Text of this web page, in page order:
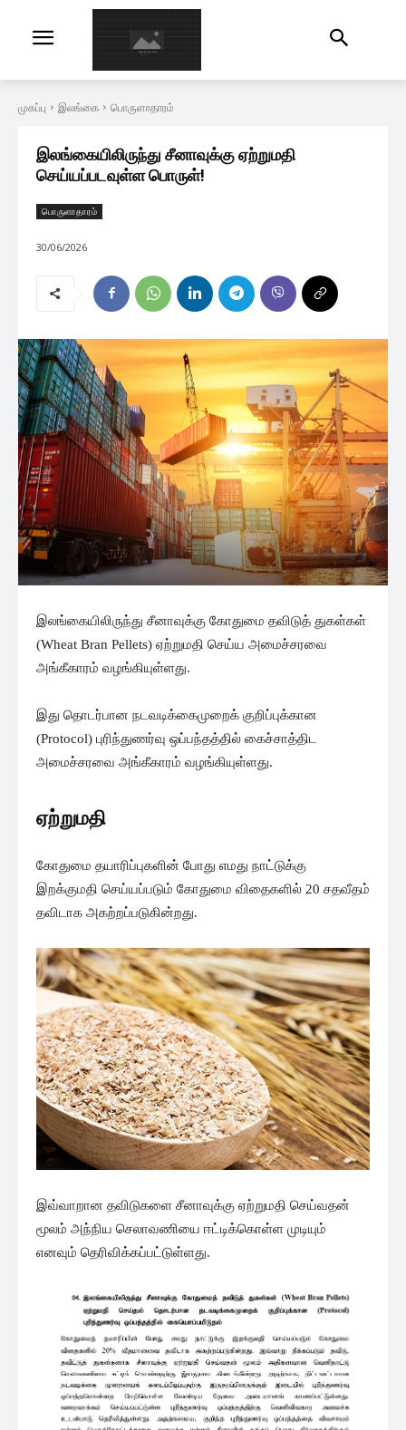
முகப்பு இலங்கை பொருளாதாரம்
இலங்கையிலிருந்து சீனாவுக்கு ஏற்றுமதி
செய்யப்படவுள்ள பொருள்!
பொருளாதாரம்
30/06/2026
இலங்கையிலிருந்து சீனாவுக்கு கோதுமை தவிடுத் துகள்கள்
(Wheat Bran Pellets) ஏற்றுமதி செய்ய அமைச்சரவை
அங்கீகாரம் வழங்கியுள்ளது.
இது தொடர்பான நடவடிக்கைமுறைக் குறிப்புக்கான
(Protocol) புரிந்துணர்வு ஒப்பந்தத்தில் கைச்சாத்திட
அமைச்சரவை அங்கீகாரம் வழங்கியுள்ளது.
ஏற்றுமதி
கோதுமை தயாரிப்புகளின் போது எமது நாட்டுக்கு
இறக்குமதி செய்யப்படும் கோதுமை விதைகளில் 20 சதவீதம்
தவிடாக அகற்றப்படுகின்றது.
இவ்வாறான தவிடுகளை சீனாவுக்கு ஏற்றுமதி செய்வதன்
மூலம் அந்நிய செலாவணியை ஈட்டிக்கொள்ள முடியும்
எனவும் தெரிவிக்கப்பட்டுள்ளது.